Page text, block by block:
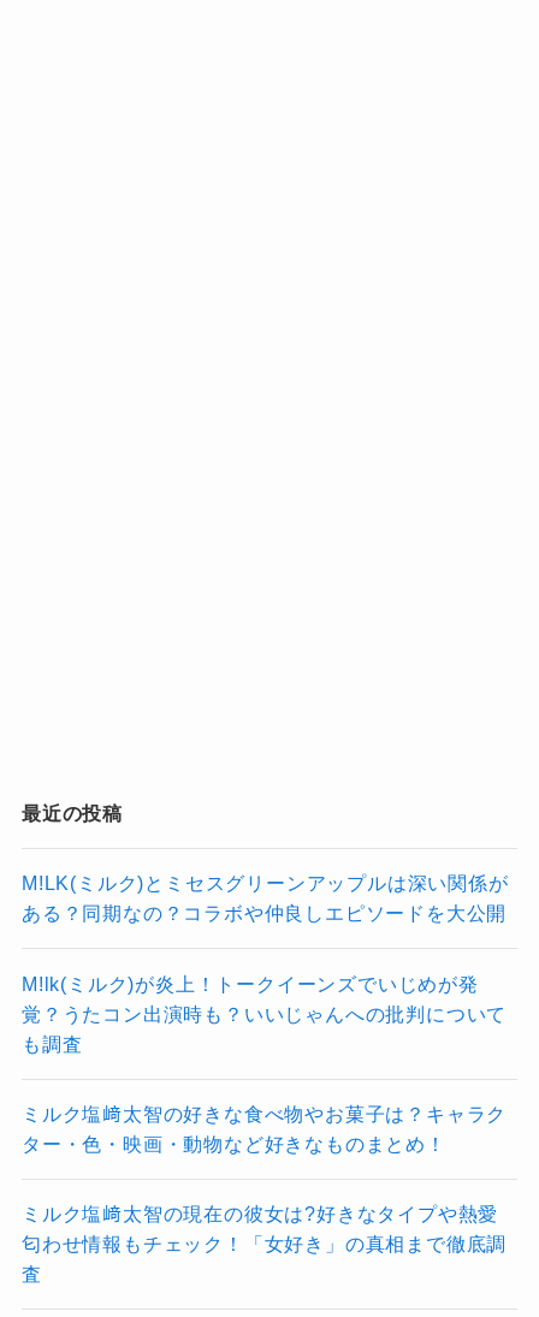
最近の投稿
M!LK(ミルク)とミセスグリーンアップルは深い関係が
ある？同期なの？コラボや仲良しエピソードを大公開
M!lk(ミルク)が炎上！トークイーンズでいじめが発
覚？うたコン出演時も？いいじゃんへの批判について
も調査
ミルク塩﨑太智の好きな食べ物やお菓子は？キャラク
ター・色・映画・動物など好きなものまとめ！
ミルク塩﨑太智の現在の彼女は?好きなタイプや熱愛
匂わせ情報もチェック！「女好き」の真相まで徹底調
査